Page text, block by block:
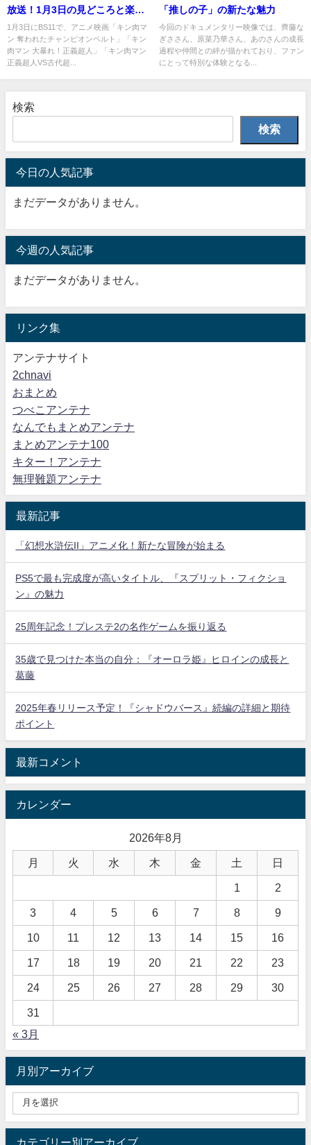
放送！1月3日の見どころと楽し
み方
1月3日にBS11で、アニメ映画「キン肉マ
ン 奪われたチャンピオンベルト」「キン
肉マン 大暴れ！正義超人」「キン肉マン
正義超人VS古代超...
「推しの子」の新たな魅力
今回のドキュメンタリー映像では、齊藤な
ぎささん、原菜乃華さん、あのさんの成長
過程や仲間との絆が描かれており、ファン
にとって特別な体験となる...
検索
検索
今日の人気記事
まだデータがありません。
今週の人気記事
まだデータがありません。
リンク集
アンテナサイト
2chnavi
おまとめ
つべこアンテナ
なんでもまとめアンテナ
まとめアンテナ100
キター！アンテナ
無理難題アンテナ
最新記事
「幻想水滸伝II」アニメ化！新たな冒険が始まる
PS5で最も完成度が高いタイトル、『スプリット・フィクショ
ン』の魅力
25周年記念！プレステ2の名作ゲームを振り返る
35歳で見つけた本当の自分：『オーロラ姫』ヒロインの成長と
葛藤
2025年春リリース予定！『シャドウバース』続編の詳細と期待
ポイント
最新コメント
カレンダー
2026年8月
月 火 水 木 金 土 日
1 2
3 4 5 6 7 8 9
10 11 12 13 14 15 16
17 18 19 20 21 22 23
24 25 26 27 28 29 30
31
« 3月
月別アーカイブ
カテゴリー別アーカイブ